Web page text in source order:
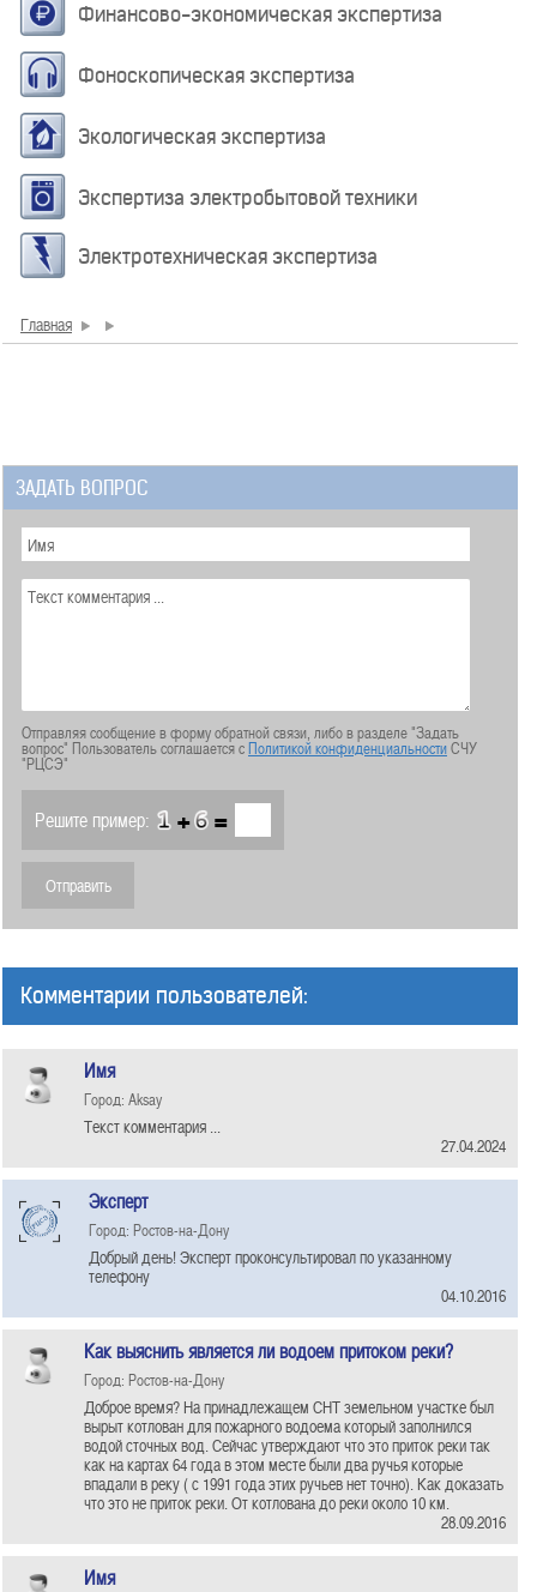
Финансово-экономическая экспертиза
Фоноскопическая экспертиза
Экологическая экспертиза
Экспертиза электробытовой техники
Электротехническая экспертиза
Главная
ЗАДАТЬ ВОПРОС
Отправляя сообщение в форму обратной связи, либо в разделе "Задать
вопрос" Пользователь соглашается сПолитикой конфиденциальностиСЧУ
"РЦСЭ"
Решите пример: + =
Комментарии пользователей:
Имя
Город: Aksay
Текст комментария ...
27.04.2024
Эксперт
Город: Ростов-на-Дону
Добрый день! Эксперт проконсультировал по указанному
телефону
04.10.2016
Как выяснить является ли водоем притоком реки?
Город: Ростов-на-Дону
Доброе время? На принадлежащем СНТ земельном участке был
вырыт котлован для пожарного водоема который заполнился
водой сточных вод. Сейчас утверждают что это приток реки так
как на картах 64 года в этом месте были два ручья которые
впадали в реку ( с 1991 года этих ручьев нет точно). Как доказать
что это не приток реки. От котлована до реки около 10 км.
28.09.2016
Имя